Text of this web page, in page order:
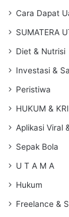
Cara Dapat
SUMATERA
Diet & Nutrisi
Investasi &
Peristiwa
HUKUM &
Aplikasi Viral
Sepak Bola
U T A M A
Hukum
Freelance &